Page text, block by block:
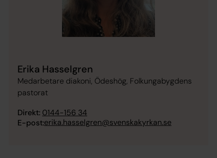
Erika Hasselgren
Medarbetare diakoni, Ödeshög, Folkungabygdens
pastorat
Direkt: 0144-156 34
E-post:erika.hasselgren@svenskakyrkan.se